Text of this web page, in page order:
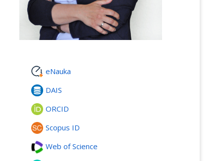
eNauka
DAIS
ORCID
Scopus ID
Web of Science